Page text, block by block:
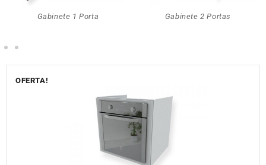
Gabinete 1 Porta Gabinete 2 Portas
OFERTA!